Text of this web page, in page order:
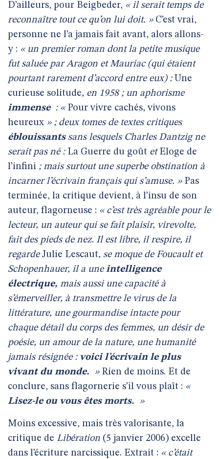
D’ailleurs, pour Beigbeder, « il serait temps de
reconnaître tout ce qu’on lui doit. »C’est vrai,
personne ne l’a jamais fait avant, alors allons-
y : « un premier roman dont la petite musique
fut saluée par Aragon et Mauriac (qui étaient
pourtant rarement d’accord entre eux) : Une
curieuse solitude, en 1958 ; un aphorisme
immense : « Pour vivre cachés, vivons
heureux » ; deux tomes de textes critiques
éblouissants sans lesquels Charles Dantzig ne
serait pas né : La Guerre du goût et Eloge de
l’infini ; mais surtout une superbe obstination à
incarner l’écrivain français qui s’amuse. »Pas
terminée, la critique devient, à l’insu de son
auteur, flagorneuse : « c’est très agréable pour le
lecteur, un auteur qui se fait plaisir, virevolte,
fait des pieds de nez. Il est libre, il respire, il
regarde Julie Lescaut, se moque de Foucault et
Schopenhauer, il a une intelligence
électrique, mais aussi une capacité à
s’émerveiller, à transmettre le virus de la
littérature, une gourmandise intacte pour
chaque détail du corps des femmes, un désir de
poésie, un amour de la nature, une humanité
jamais résignée : voici l’écrivain le plus
vivant du monde. »Rien de moins. Et de
conclure, sans flagornerie s’il vous plaît : «
Lisez-le ou vous êtes morts. »
Moins excessive, mais très valorisante, la
critique de Libération (5 janvier 2006) excelle
dans l’écriture narcissique. Extrait : « c’était